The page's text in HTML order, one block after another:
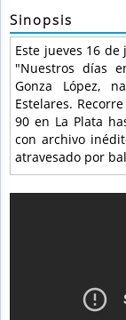
Sinopsis
Este jueves 16
"Nuestros días
Gonza López,
Estelares.
90 en La Plata
con archivo
atravesado por